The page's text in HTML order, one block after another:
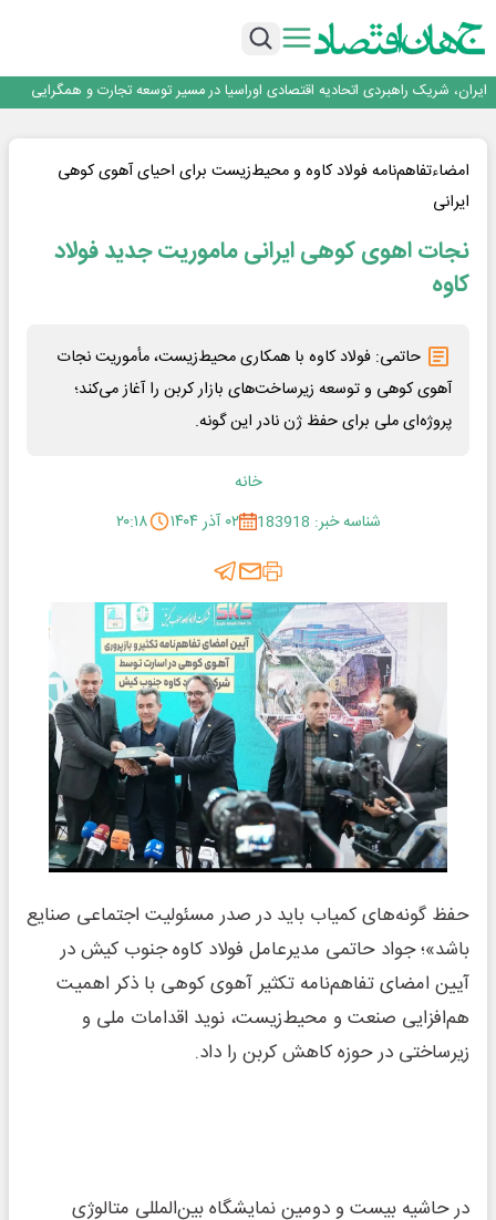
برنده این رقابت داستان‌نویسی، انسان نبود!
ایران، شریک راهبردی اتحادیه اقتصادی اوراسیا در مسیر توسعه تجارت و همگرایی
منطقه‌ای
جمنای دستیار اصلی گوشی‌های اندرویدی می‌شود
برنده این رقابت داستان‌نویسی، انسان نبود!
برگزاری آیین نکوداشت فعالان مواکب مرز شلمچه توسط شهرداری منطقه یک
ایران، شریک راهبردی اتحادیه اقتصادی اوراسیا در مسیر توسعه تجارت و همگرایی
منطقه‌ای
امضاءتفاهم‌نامه فولاد کاوه و محیط‌زیست برای احیای آهوی کوهی
ایرانی
نجات اهوی کوهی ایرانی ماموریت جدید فولاد
کاوه
حاتمی: فولاد کاوه با همکاری محیط‌زیست، مأموریت نجات
آهوی کوهی و توسعه زیرساخت‌های بازار کربن را آغاز می‌کند؛
پروژه‌ای ملی برای حفظ ژن نادر این گونه.
خانه
شناسه خبر: 183918
۰۲ آذر ۱۴۰۴ ۲۰:۱۸
حفظ گونه‌های کمیاب باید در صدر مسئولیت اجتماعی صنایع
باشد»؛ جواد حاتمی مدیرعامل فولاد کاوه جنوب کیش در
آیین امضای تفاهم‌نامه تکثیر آهوی کوهی با ذکر اهمیت
هم‌افزایی صنعت و محیط‌زیست، نوید اقدامات ملی و
زیرساختی در حوزه کاهش کربن را داد.
در حاشیه بیست و دومین نمایشگاه بین‌المللی متالوژی